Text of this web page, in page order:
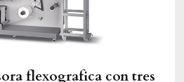
flexografica con tres